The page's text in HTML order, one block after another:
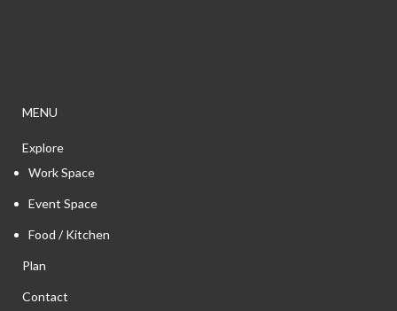
MENU
Explore
Work Space
Event Space
Food / Kitchen
Plan
Contact